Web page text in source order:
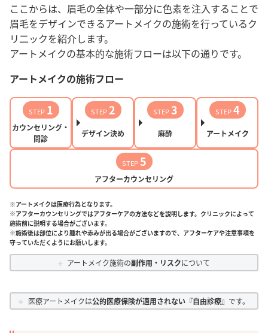
ここからは、眉毛の全体や一部分に色素を注入することで
眉毛をデザインできるアートメイクの施術を行っているク
リ二ックを紹介します。
アートメイクの基本的な施術フローは以下の通りです。
アートメイクの施術フロー
STEP 1
カウンセリング・
問診
STEP 2
デザイン決め
STEP 3
麻酔
STEP 4
アートメイク
STEP 5
アフターカウンセリング
※アートメイクは医療行為となります。
※アフターカウンセリングではアフターケアの方法などを説明します。クリニックによって
施術前に説明する場合がございます。
※施術後は部位により腫れや赤みが出る場合がございますので、アフターケアや注意事項を
守っていただくようにお願いします。
アートメイク施術の副作用・リスクについて
医療アートメイクは公的医療保険が適用されない『自由診療』 です。